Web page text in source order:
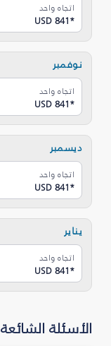
اتجاه واحد
USD 841*
نوفمبر
اتجاه واحد
USD 841*
ديسمبر
اتجاه واحد
USD 841*
يناير
اتجاه واحد
USD 841*
الأسئلة الشائعة